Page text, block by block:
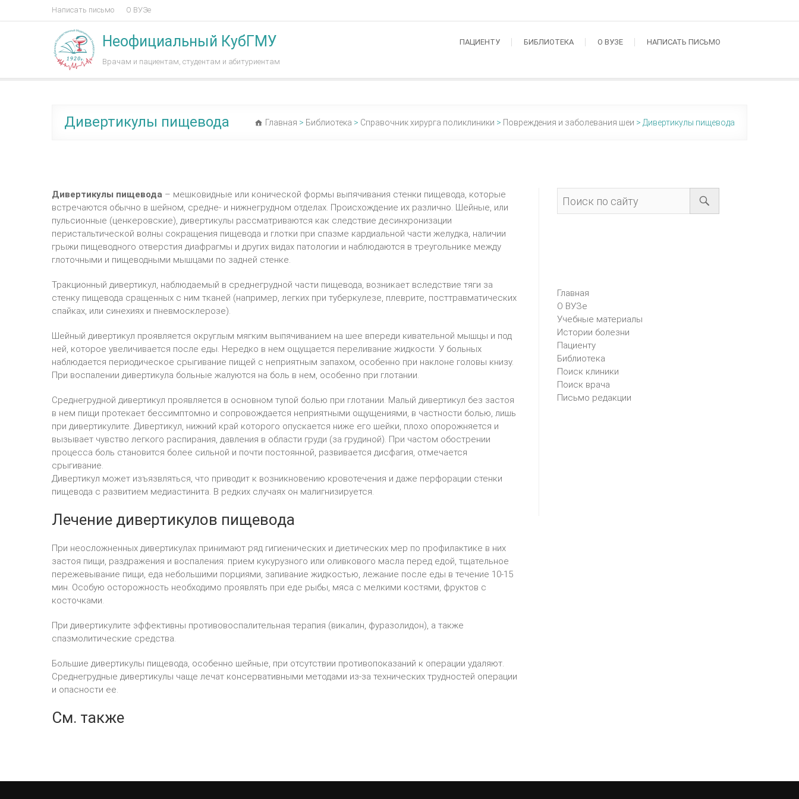
Написать письмо О ВУЗе
Неофициальный КубГМУ
Врачам и пациентам, студентам и абитуриентам
ПАЦИЕНТУ БИБЛИОТЕКА О ВУЗЕ НАПИСАТЬ ПИСЬМО
Дивертикулы пищевода Главная > Библиотека > Справочник хирурга поликлиники > Повреждения и заболевания шеи > Дивертикулы пищевода
Дивертикулы пищевода – мешковидные или конической формы выпячивания стенки пищевода, которые
встречаются обычно в шейном, средне- и нижнегрудном отделах. Происхождение их различно. Шейные, или
пульсионные (ценкеровские), дивертикулы рассматриваются как следствие десинхронизации
перистальтической волны сокращения пищевода и глотки при спазме кардиальной части желудка, наличии
грыжи пищеводного отверстия диафрагмы и других видах патологии и наблюдаются в треугольнике между
глоточными и пищеводными мышцами по задней стенке.
Тракционный дивертикул, наблюдаемый в среднегрудной части пищевода, возникает вследствие тяги за
стенку пищевода сращенных с ним тканей (например, легких при туберкулезе, плеврите, посттравматических
спайках, или синехиях и пневмосклерозе).
Шейный дивертикул проявляется округлым мягким выпячиванием на шее впереди кивательной мышцы и под
ней, которое увеличивается после еды. Нередко в нем ощущается переливание жидкости. У больных
наблюдается периодическое срыгивание пищей с неприятным запахом, особенно при наклоне головы книзу.
При воспалении дивертикула больные жалуются на боль в нем, особенно при глотании.
Среднегрудной дивертикул проявляется в основном тупой болью при глотании. Малый дивертикул без застоя
в нем пищи протекает бессимптомно и сопровождается неприятными ощущениями, в частности болью, лишь
при дивертикулите. Дивертикул, нижний край которого опускается ниже его шейки, плохо опорожняется и
вызывает чувство легкого распирания, давления в области груди (за грудиной). При частом обострении
процесса боль становится более сильной и почти постоянной, развивается дисфагия, отмечается
срыгивание.
Дивертикул может изъязвляться, что приводит к возникновению кровотечения и даже перфорации стенки
пищевода с развитием медиастинита. В редких случаях он малигнизируется.
Лечение дивертикулов пищевода
При неосложненных дивертикулах принимают ряд гигиенических и диетических мер по профилактике в них
застоя пищи, раздражения и воспаления: прием кукурузного или оливкового масла перед едой, тщательное
пережевывание пищи, еда небольшими порциями, запивание жидкостью, лежание после еды в течение 10-15
мин. Особую осторожность необходимо проявлять при еде рыбы, мяса с мелкими костями, фруктов с
косточками.
При дивертикулите эффективны противовоспалительная терапия (викалин, фуразолидон), а также
спазмолитические средства.
Большие дивертикулы пищевода, особенно шейные, при отсутствии противопоказаний к операции удаляют.
Среднегрудные дивертикулы чаще лечат консервативными методами из-за технических трудностей операции
и опасности ее.
См. также
Главная
О ВУЗе
Учебные материалы
Истории болезни
Пациенту
Библиотека
Поиск клиники
Поиск врача
Письмо редакции